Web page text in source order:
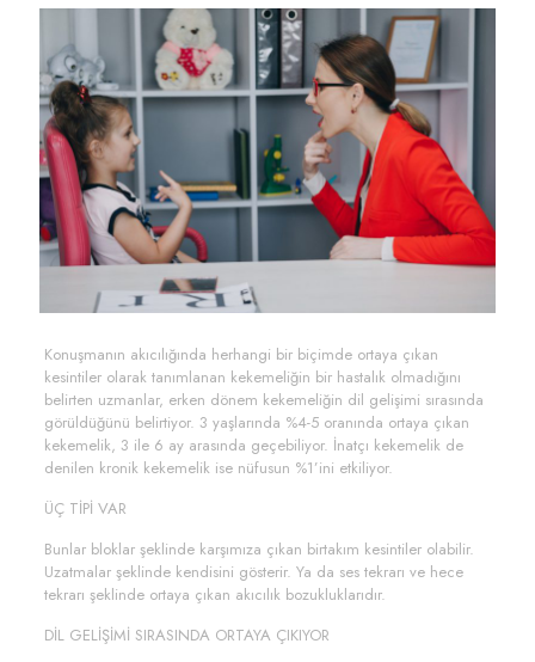
Konuşmanın akıcılığında herhangi bir biçimde ortaya çıkan
kesintiler olarak tanımlanan kekemeliğin bir hastalık olmadığını
belirten uzmanlar, erken dönem kekemeliğin dil gelişimi sırasında
görüldüğünü belirtiyor. 3 yaşlarında %4-5 oranında ortaya çıkan
kekemelik, 3 ile 6 ay arasında geçebiliyor. İnatçı kekemelik de
denilen kronik kekemelik ise nüfusun %1’ini etkiliyor.
ÜÇ TİPİ VAR
Bunlar bloklar şeklinde karşımıza çıkan birtakım kesintiler olabilir.
Uzatmalar şeklinde kendisini gösterir. Ya da ses tekrarı ve hece
tekrarı şeklinde ortaya çıkan akıcılık bozukluklarıdır.
DİL GELİŞİMİ SIRASINDA ORTAYA ÇIKIYOR